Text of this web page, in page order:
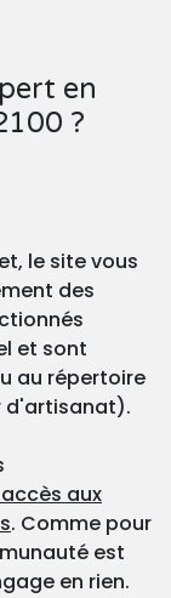
en
?
le site vous
des
et sont
au répertoire
d'artisanat).
aux
. Comme pour
est
en rien.